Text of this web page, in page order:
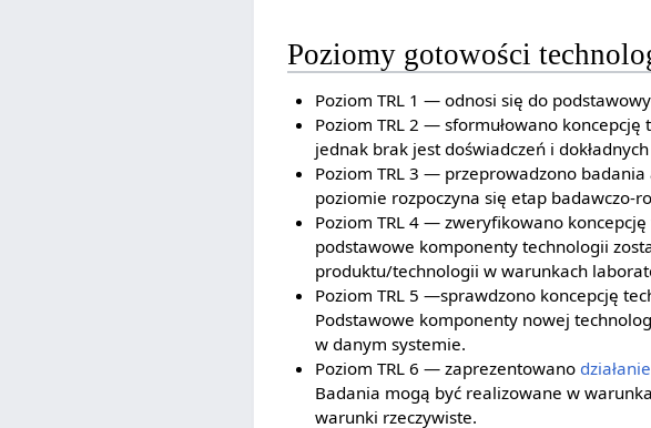
Poziomy gotowości
Poziom TRL 1 — odnosi się do
Poziom TRL 2 — sformułowano
jednak brak jest doświadczeń i
Poziom TRL 3 — przeprowadzono
poziomie rozpoczyna się etap badawczo-
Poziom TRL 4 — zweryfikowano
podstawowe komponenty technologii
produktu/technologii w warunkach
Poziom TRL 5 —sprawdzono koncepcję
Podstawowe komponenty nowej
w danym systemie.
Poziom TRL 6 — zaprezentowano działanie
Badania mogą być realizowane w
warunki rzeczywiste.